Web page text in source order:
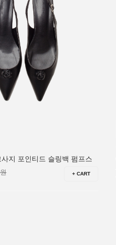
지 포인티드 슬링백 펌프스
+ CART